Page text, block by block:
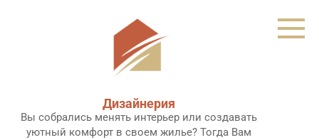
Дизайнерия
Вы собрались менять интерьер или создавать
уютный комфорт в своем жилье? Тогда Вам